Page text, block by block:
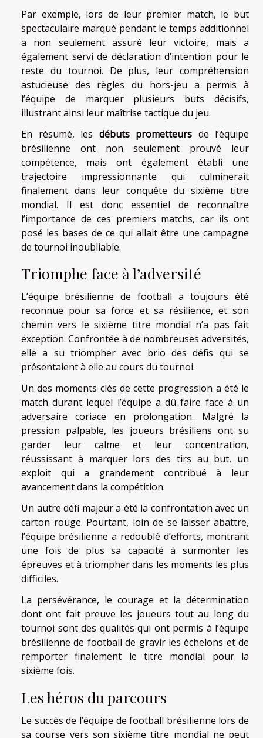
Par exemple, lors de leur premier match, le but
spectaculaire marqué pendant le temps additionnel
a non seulement assuré leur victoire, mais a
également servi de déclaration d’intention pour le
reste du tournoi. De plus, leur compréhension
astucieuse des règles du hors-jeu a permis à
l’équipe de marquer plusieurs buts décisifs,
illustrant ainsi leur maîtrise tactique du jeu.
En résumé, les débuts prometteurs de l’équipe
brésilienne ont non seulement prouvé leur
compétence, mais ont également établi une
trajectoire impressionnante qui culminerait
finalement dans leur conquête du sixième titre
mondial. Il est donc essentiel de reconnaître
l’importance de ces premiers matchs, car ils ont
posé les bases de ce qui allait être une campagne
de tournoi inoubliable.
Triomphe face à l’adversité
L’équipe brésilienne de football a toujours été
reconnue pour sa force et sa résilience, et son
chemin vers le sixième titre mondial n’a pas fait
exception. Confrontée à de nombreuses adversités,
elle a su triompher avec brio des défis qui se
présentaient à elle au cours du tournoi.
Un des moments clés de cette progression a été le
match durant lequel l’équipe a dû faire face à un
adversaire coriace en prolongation. Malgré la
pression palpable, les joueurs brésiliens ont su
garder leur calme et leur concentration,
réussissant à marquer lors des tirs au but, un
exploit qui a grandement contribué à leur
avancement dans la compétition.
Un autre défi majeur a été la confrontation avec un
carton rouge. Pourtant, loin de se laisser abattre,
l’équipe brésilienne a redoublé d’efforts, montrant
une fois de plus sa capacité à surmonter les
épreuves et à triompher dans les moments les plus
difficiles.
La persévérance, le courage et la détermination
dont ont fait preuve les joueurs tout au long du
tournoi sont des qualités qui ont permis à l’équipe
brésilienne de football de gravir les échelons et de
remporter finalement le titre mondial pour la
sixième fois.
Les héros du parcours
Le succès de l’équipe de football brésilienne lors de
sa course vers son sixième titre mondial ne peut